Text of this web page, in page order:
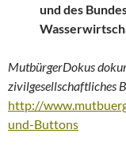
und des
MutbürgerDokus
zivilgesellschaftliches
http://
und-Buttons